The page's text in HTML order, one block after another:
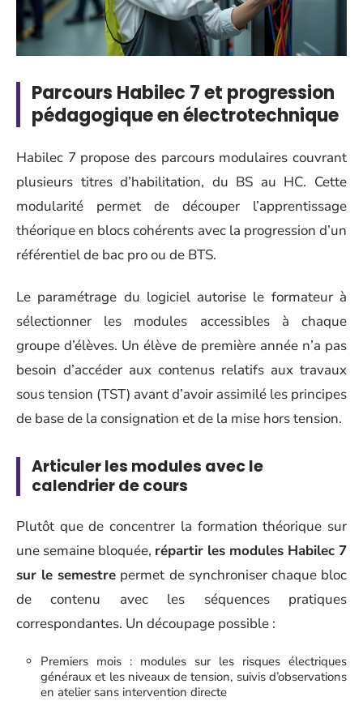
Parcours Habilec 7 et progression
pédagogique en électrotechnique
Habilec 7 propose des parcours modulaires couvrant
plusieurs titres d’habilitation, du BS au HC. Cette
modularité permet de découper l’apprentissage
théorique en blocs cohérents avec la progression d’un
référentiel de bac pro ou de BTS.
Le paramétrage du logiciel autorise le formateur à
sélectionner les modules accessibles à chaque
groupe d’élèves. Un élève de première année n’a pas
besoin d’accéder aux contenus relatifs aux travaux
sous tension (TST) avant d’avoir assimilé les principes
de base de la consignation et de la mise hors tension.
Articuler les modules avec le
calendrier de cours
Plutôt que de concentrer la formation théorique sur
une semaine bloquée, répartir les modules Habilec 7
sur le semestre permet de synchroniser chaque bloc
de contenu avec les séquences pratiques
correspondantes. Un découpage possible :
Premiers mois : modules sur les risques électriques
généraux et les niveaux de tension, suivis d’observations
en atelier sans intervention directe